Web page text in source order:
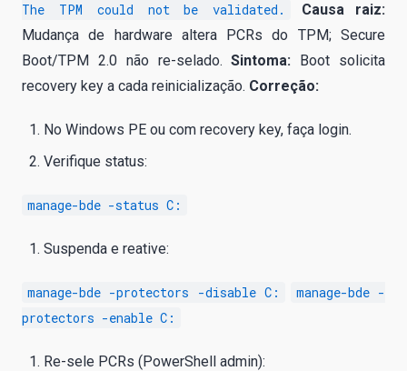
The TPM could not be validated.
Causa raiz:
Mudança de hardware altera PCRs do TPM; Secure
Boot/TPM 2.0 não re-selado.Sintoma: Boot solicita
recovery key a cada reinicialização. Correção:
No Windows PE ou com recovery key, faça login.
Verifique status:
manage-bde -status C:
Suspenda e reative:
manage-bde -protectors -disable C:
manage-bde -
protectors -enable C:
Re-sele PCRs (PowerShell admin):